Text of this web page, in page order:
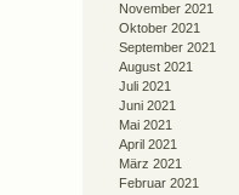
November 2021
Oktober 2021
September 2021
August 2021
Juli 2021
Juni 2021
Mai 2021
April 2021
März 2021
Februar 2021